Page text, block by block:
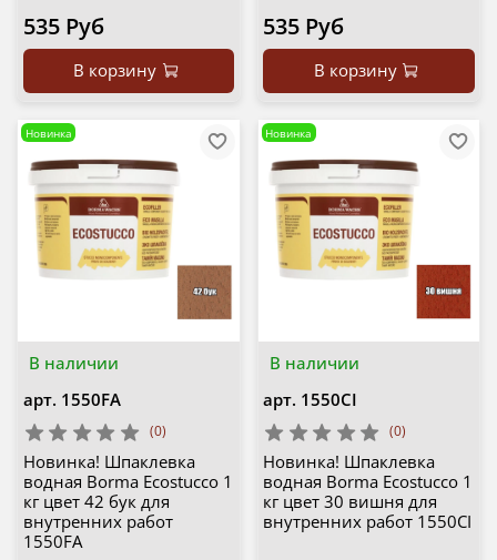
535 Руб
В корзину
535 Руб
В корзину
В наличии
Новинка
арт. 1550FA
(0)
Новинка! Шпаклевка
водная Borma Ecostucco 1
кг цвет 42 бук для
внутренних работ
1550FA
В наличии
Новинка
арт. 1550CI
(0)
Новинка! Шпаклевка
водная Borma Ecostucco 1
кг цвет 30 вишня для
внутренних работ 1550CI